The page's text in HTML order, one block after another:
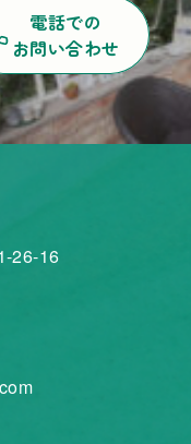
電話での
お問い合わせ
26-16